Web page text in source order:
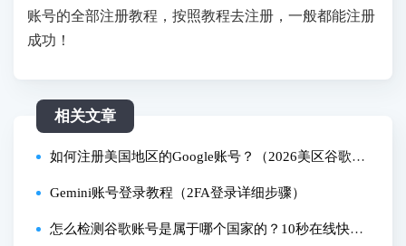
账号的全部注册教程，按照教程去注册，一般都能注册
成功！
相关文章
如何注册美国地区的Google账号？（2026美区谷歌账
号创建教程）
Gemini账号登录教程（2FA登录详细步骤）
怎么检测谷歌账号是属于哪个国家的？10秒在线快捷